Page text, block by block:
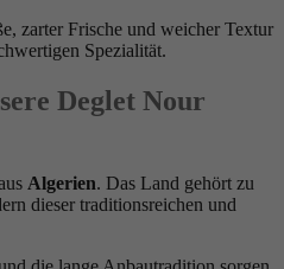
zarter Frische und weicher Textur
Spezialität.
Deglet Nour
Algerien. Das Land gehört zu
dieser traditionsreichen und